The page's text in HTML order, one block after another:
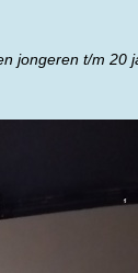
jongeren t/m 20